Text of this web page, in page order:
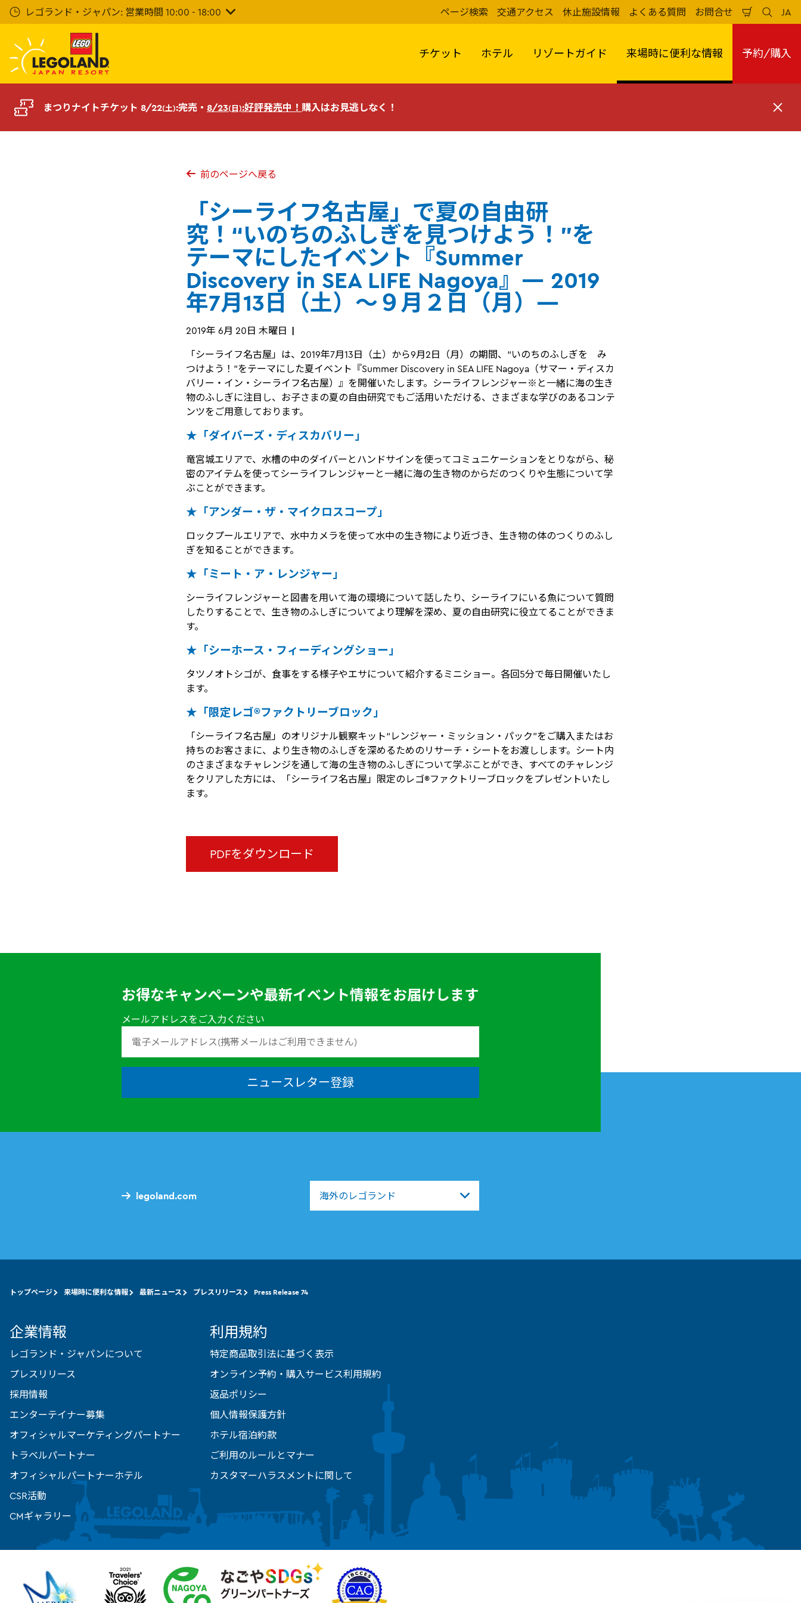
イ
レゴランド・ジャパン: 営業時間 10:00 - 18:00 ページ検索 交通アクセス 休止施設情報 よくある質問 お問合せ
い
か
ご
検
索
る
JA
日
本
チケット ホテル リゾートガイド 来場時に便利な情報 予約/購入
まつりナイトチケット 8/22(土):完売・ 8/23(日):好評発売中！ 購入はお見逃しなく！
閉
る
前のページへ戻る
「シーライフ名古屋」で夏の自由研
究！“いのちのふしぎを見つけよう！”を
テーマにしたイベント『Summer
Discovery in SEA LIFE Nagoya』― 2019
年7月13日（土）～９月２日（月）―
2019年 6月 20日 木曜日
「シーライフ名古屋」は、2019年7月13日（土）から9月2日（月）の期間、“いのちのふしぎを み
つけよう！”をテーマにした夏イベント『Summer Discovery in SEA LIFE Nagoya（サマー・ディスカ
バリー・イン・シーライフ名古屋）』を開催いたします。シーライフレンジャー※と一緒に海の生き
物のふしぎに注目し、お子さまの夏の自由研究でもご活用いただける、さまざまな学びのあるコンテ
ンツをご用意しております。
★「ダイバーズ・ディスカバリー」
竜宮城エリアで、水槽の中のダイバーとハンドサインを使ってコミュニケーションをとりながら、秘
密のアイテムを使ってシーライフレンジャーと一緒に海の生き物のからだのつくりや生態について学
ぶことができます。
★「アンダー・ザ・マイクロスコープ」
ロックプールエリアで、水中カメラを使って水中の生き物により近づき、生き物の体のつくりのふし
ぎを知ることができます。
★「ミート・ア・レンジャー」
シーライフレンジャーと図書を用いて海の環境について話したり、シーライフにいる魚について質問
したりすることで、生き物のふしぎについてより理解を深め、夏の自由研究に役立てることができま
す。
★「シーホース・フィーディングショー」
タツノオトシゴが、食事をする様子やエサについて紹介するミニショー。各回5分で毎日開催いたし
ます。
★「限定レゴ®ファクトリーブロック」
「シーライフ名古屋」のオリジナル観察キット“レンジャー・ミッション・パック”をご購入またはお
持ちのお客さまに、より生き物のふしぎを深めるためのリサーチ・シートをお渡しします。シート内
のさまざまなチャレンジを通して海の生き物のふしぎについて学ぶことができ、すべてのチャレンジ
をクリアした方には、「シーライフ名古屋」限定のレゴ®ファクトリーブロックをプレゼントいたし
ます。
PDFをダウンロード
お得なキャンペーンや最新イベント情報をお届けします
メールアドレスをご入力ください
ニュースレター登録
legoland.com 海外のレゴランド
トップページ 来場時に便利な情報 最新ニュース プレスリリース Press Release 74
企業情報
レゴランド・ジャパンについて
プレスリリース
採用情報
エンターテイナー募集
オフィシャルマーケティングパートナー
トラベルパートナー
オフィシャルパートナーホテル
CSR活動
CMギャラリー
利用規約
特定商品取引法に基づく表示
オンライン予約・購入サービス利用規約
返品ポリシー
個人情報保護方針
ホテル宿泊約款
ご利用のルールとマナー
カスタマーハラスメントに関して